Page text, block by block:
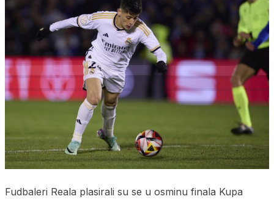
Fudbaleri Reala plasirali su se u osminu finala Kupa